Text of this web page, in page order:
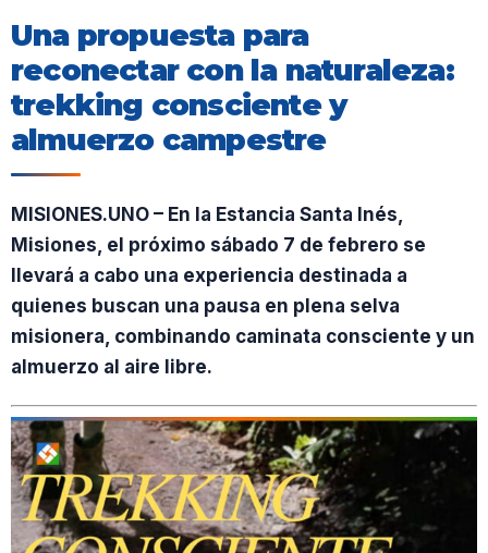
Una propuesta para
reconectar con la naturaleza:
trekking consciente y
almuerzo campestre
MISIONES.UNO – En la Estancia Santa Inés,
Misiones, el próximo sábado 7 de febrero se
llevará a cabo una experiencia destinada a
quienes buscan una pausa en plena selva
misionera, combinando caminata consciente y un
almuerzo al aire libre.